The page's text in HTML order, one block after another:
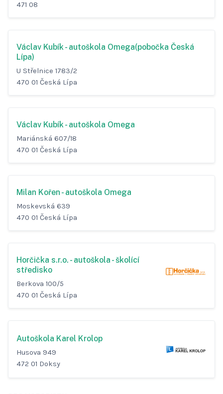
471 08
Václav Kubík - autoškola Omega(pobočka Česká
Lípa)
U Střelnice 1783/2
470 01 Česká Lípa
Václav Kubík - autoškola Omega
Mariánská 607/18
470 01 Česká Lípa
Milan Kořen - autoškola Omega
Moskevská 639
470 01 Česká Lípa
Horčička s.r.o. - autoškola - školící
středisko
Berkova 100/5
470 01 Česká Lípa
Autoškola Karel Krolop
Husova 949
472 01 Doksy